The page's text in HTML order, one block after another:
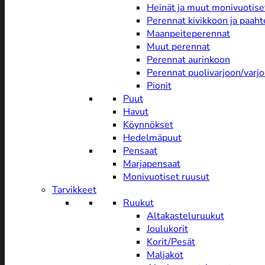
Heinät ja muut
Perennat kivikkoon ja
Maanpeiteperennat
Muut perennat
Perennat aurinkoon
Perennat puolivarjoon/
Pionit
Puut
Havut
Köynnökset
Hedelmäpuut
Pensaat
Marjapensaat
Monivuotiset ruusut
Tarvikkeet
Ruukut
Altakasteluruukut
Joulukorit
Korit/Pesät
Maljakot